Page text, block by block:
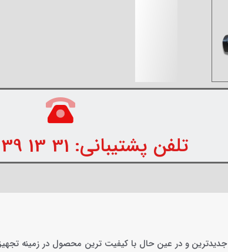
تلفن پشتیبانی: 31 13 39 74 - 021
و در عین حال با کیفیت ترین محصول در زمینه